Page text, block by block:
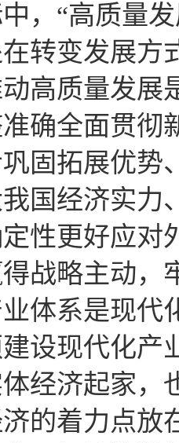
，“高质量
转变发展方
高质量发展
确全面贯彻
固拓展优势
国经济实力
性更好应对
战略主动，
系是现代
设现代化产
经济起家，
的着力点放